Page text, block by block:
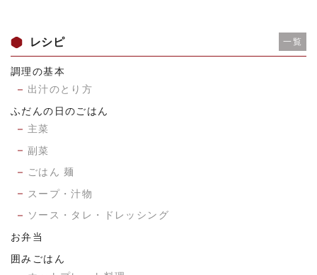
レシピ 一覧
調理の基本
出汁のとり方
ふだんの日のごはん
主菜
副菜
ごはん 麺
スープ・汁物
ソース・タレ・ドレッシング
お弁当
囲みごはん